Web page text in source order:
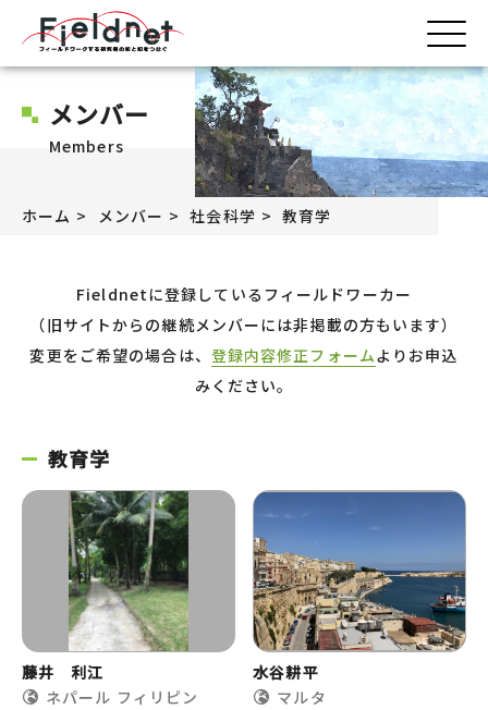
メンバー
Members
ホーム メンバー 社会科学 教育学
Fieldnetに登録しているフィールドワーカー
（旧サイトからの継続メンバーには非掲載の方もいます）
変更をご希望の場合は、 登録内容修正フォームよりお申込
みください。
教育学
藤井 利江
ネパール フィリピン
水谷耕平
マルタ